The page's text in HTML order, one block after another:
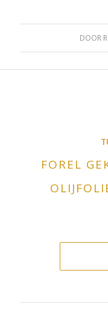
DOOR
FOREL